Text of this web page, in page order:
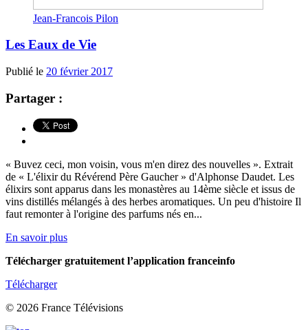
Jean-Francois Pilon
Les Eaux de Vie
Publié le 20 février 2017
Partager :
« Buvez ceci, mon voisin, vous m'en direz des nouvelles ». Extrait
de « L'élixir du Révérend Père Gaucher » d'Alphonse Daudet. Les
élixirs sont apparus dans les monastères au 14ème siècle et issus de
vins distillés mélangés à des herbes aromatiques. Un peu d'histoire Il
faut remonter à l'origine des parfums nés en...
En savoir plus
Télécharger gratuitement l’application franceinfo
Télécharger
© 2026 France Télévisions